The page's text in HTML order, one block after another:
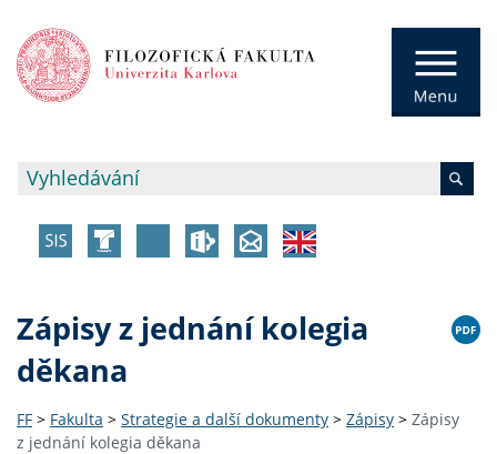
Zápisy z jednání kolegia
děkana
FF > Fakulta > Strategie a další dokumenty > Zápisy > Zápisy
z jednání kolegia děkana